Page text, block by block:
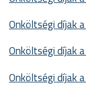
Onköltségi díjak
Onköltségi díjak
Onköltségi díjak